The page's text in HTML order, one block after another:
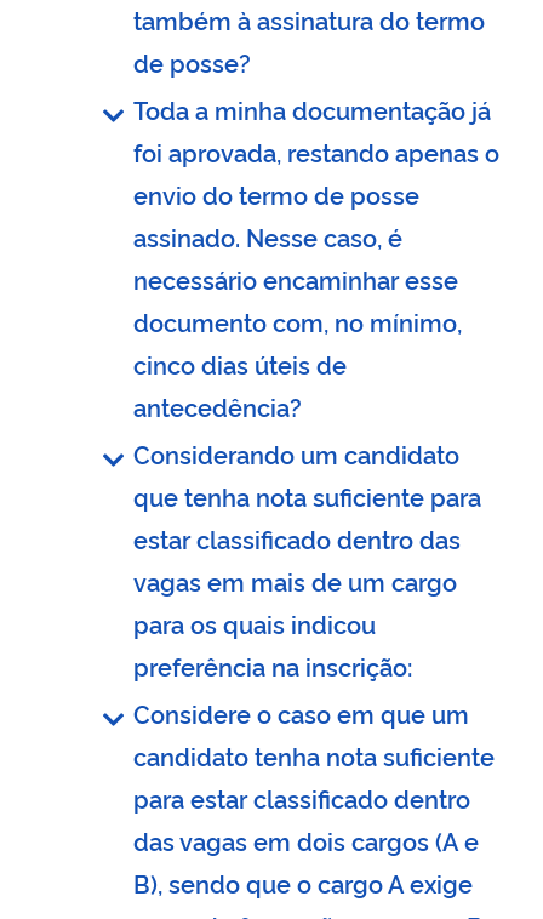
também à assinatura do termo
de posse?
Toda a minha documentação já
foi aprovada, restando apenas o
envio do termo de posse
assinado. Nesse caso, é
necessário encaminhar esse
documento com, no mínimo,
cinco dias úteis de
antecedência?
Considerando um candidato
que tenha nota suficiente para
estar classificado dentro das
vagas em mais de um cargo
para os quais indicou
preferência na inscrição:
Considere o caso em que um
candidato tenha nota suficiente
para estar classificado dentro
das vagas em dois cargos (A e
B), sendo que o cargo A exige